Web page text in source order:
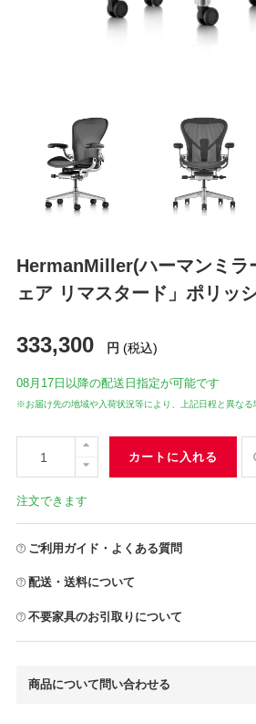
HermanMiller(ハーマンミラ
ェア リマスタード」ポリッ
333,300 円 (税込)
08月17日 以降の配送日指定が可能です
※お届け先の地域や入荷状況等により、上記日程と異なる
カートに入れる
注文できます
ご利用ガイド・よくある質問
配送・送料について
不要家具のお引取りについて
商品について問い合わせる